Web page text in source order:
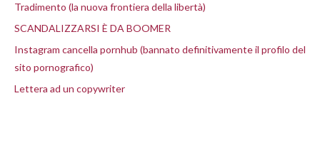
Tradimento (la nuova frontiera della libertà)
SCANDALIZZARSI È DA BOOMER
Instagram cancella pornhub (bannato definitivamente il profilo del
sito pornografico)
Lettera ad un copywriter